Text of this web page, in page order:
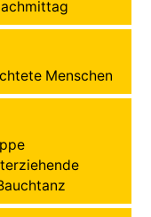
Menschen